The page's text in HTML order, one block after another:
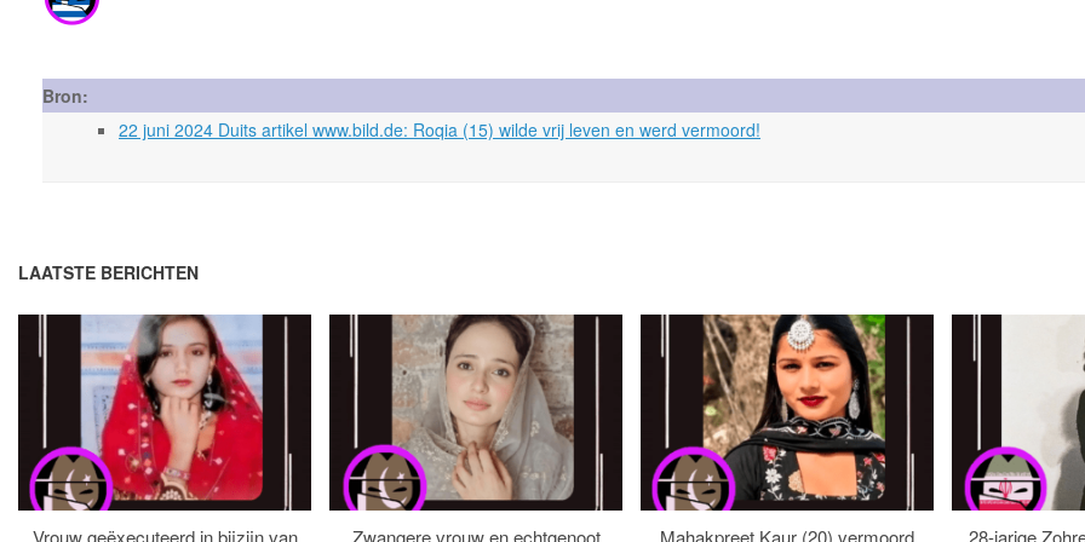
Bron:
22 juni 2024 Duits artikel www.bild.de: Roqia (15) wilde vrij leven en werd vermoord!
LAATSTE BERICHTEN
Vrouw geëxecuteerd in bijzijn van Zwangere vrouw en echtgenoot Mahakpreet Kaur (20) vermoord 28-jarige